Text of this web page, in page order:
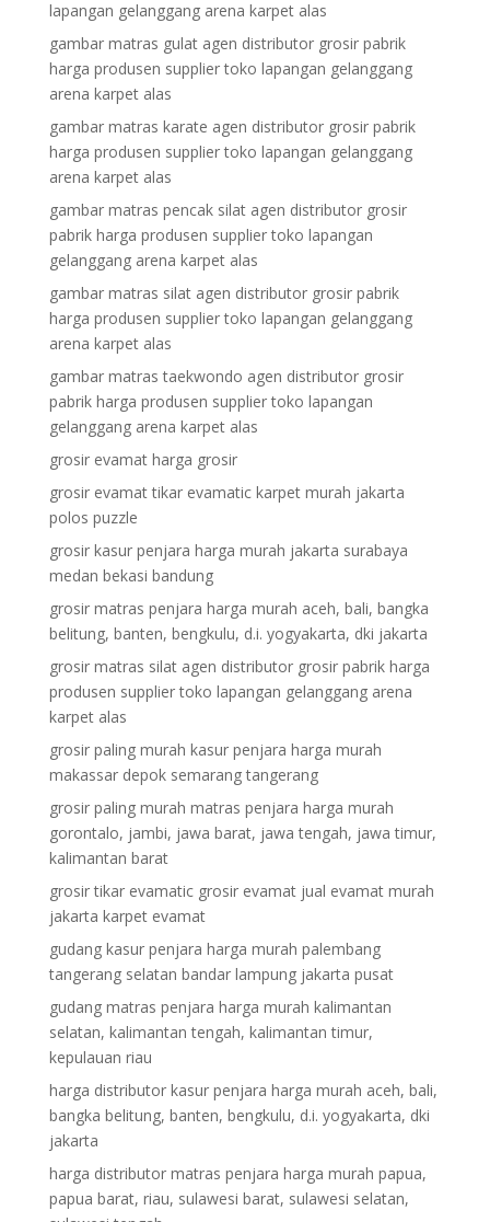
lapangan gelanggang arena karpet alas
gambar matras gulat agen distributor grosir pabrik
harga produsen supplier toko lapangan gelanggang
arena karpet alas
gambar matras karate agen distributor grosir pabrik
harga produsen supplier toko lapangan gelanggang
arena karpet alas
gambar matras pencak silat agen distributor grosir
pabrik harga produsen supplier toko lapangan
gelanggang arena karpet alas
gambar matras silat agen distributor grosir pabrik
harga produsen supplier toko lapangan gelanggang
arena karpet alas
gambar matras taekwondo agen distributor grosir
pabrik harga produsen supplier toko lapangan
gelanggang arena karpet alas
grosir evamat harga grosir
grosir evamat tikar evamatic karpet murah jakarta
polos puzzle
grosir kasur penjara harga murah jakarta surabaya
medan bekasi bandung
grosir matras penjara harga murah aceh, bali, bangka
belitung, banten, bengkulu, d.i. yogyakarta, dki jakarta
grosir matras silat agen distributor grosir pabrik harga
produsen supplier toko lapangan gelanggang arena
karpet alas
grosir paling murah kasur penjara harga murah
makassar depok semarang tangerang
grosir paling murah matras penjara harga murah
gorontalo, jambi, jawa barat, jawa tengah, jawa timur,
kalimantan barat
grosir tikar evamatic grosir evamat jual evamat murah
jakarta karpet evamat
gudang kasur penjara harga murah palembang
tangerang selatan bandar lampung jakarta pusat
gudang matras penjara harga murah kalimantan
selatan, kalimantan tengah, kalimantan timur,
kepulauan riau
harga distributor kasur penjara harga murah aceh, bali,
bangka belitung, banten, bengkulu, d.i. yogyakarta, dki
jakarta
harga distributor matras penjara harga murah papua,
papua barat, riau, sulawesi barat, sulawesi selatan,